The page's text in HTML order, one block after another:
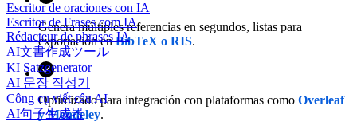
Escritor de oraciones con IA
Escritor de Frases com IA
Rédacteur de phrases IA
AI文書作成ツール
KI Satzgenerator
AI 문장 작성기
Công cụ viết câu AI
AI句子生成器
Genera múltiples referencias en segundos, listas para
exportación enBibTeX o RIS.
Optimizado para integración con plataformas como Overleaf
y Mendeley.